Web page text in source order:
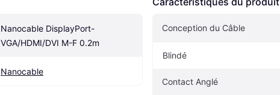
Nanocable DisplayPort-
VGA/HDMI/DVI M-F 0.2m
Nanocable
Conception du Câble
Blindé
Contact Anglé